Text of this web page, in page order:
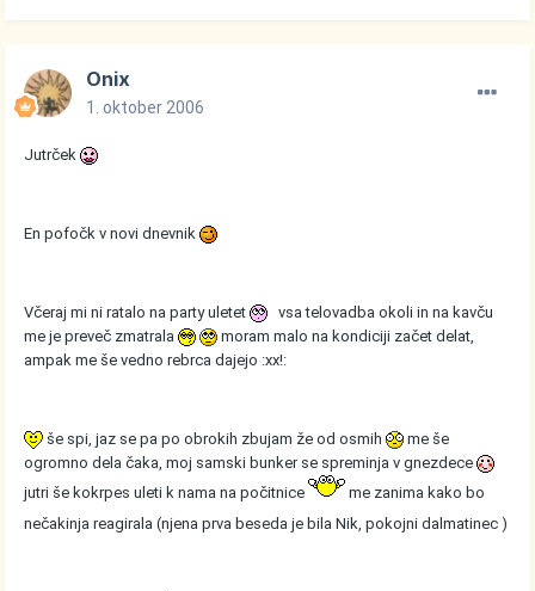
Onix
1. oktober 2006
Jutrček
En pofočk v novi dnevnik
Včeraj mi ni ratalo na party uletet
vsa telovadba okoli in na kavču
me je preveč zmatrala
moram malo na kondiciji začet delat,
ampak me še vedno rebrca dajejo :xx!:
še spi, jaz se pa po obrokih zbujam že od osmih
me še
ogromno dela čaka, moj samski bunker se spreminja v gnezdece
jutri še kokrpes uleti k nama na počitnice
me zanima kako bo
nečakinja reagirala (njena prva beseda je bila Nik, pokojni dalmatinec )